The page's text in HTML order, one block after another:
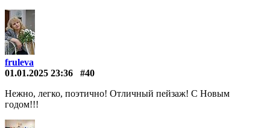
fruleva
01.01.2025 23:36
#40
Нежно, легко, поэтично! Отличный пейзаж! С Новым
годом!!!